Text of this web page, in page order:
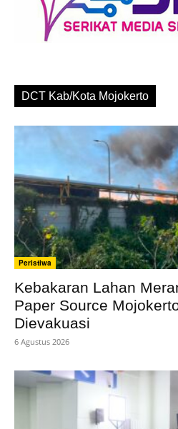
DCT Kab/Kota Mojokerto
Peristiwa
Kebakaran Lahan
Paper Source
Dievakuasi
6 Agustus 2026